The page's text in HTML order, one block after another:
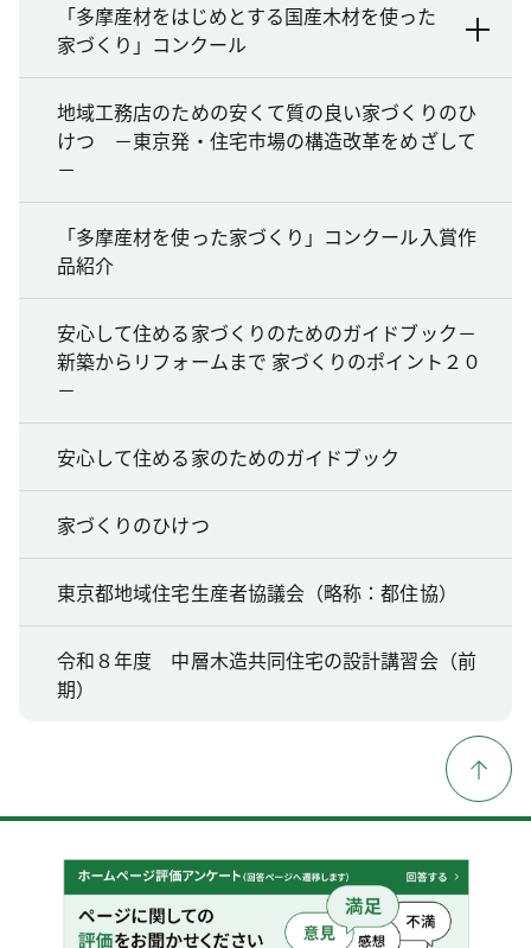
「多摩産材をはじめとする国産木材を使った
家づくり」コンクール
地域工務店のための安くて質の良い家づくりのひ
けつ －東京発・住宅市場の構造改革をめざして
－
「多摩産材を使った家づくり」コンクール入賞作
品紹介
安心して住める家づくりのためのガイドブック－
新築からリフォームまで 家づくりのポイント２０
－
安心して住める家のためのガイドブック
家づくりのひけつ
東京都地域住宅生産者協議会（略称：都住協）
令和８年度 中層木造共同住宅の設計講習会（前
期）